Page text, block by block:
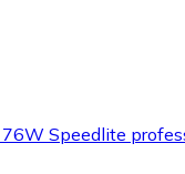
76W Speedlite